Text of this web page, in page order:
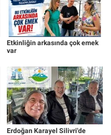
Etkinliğin arkasında çok emek
var
Erdoğan Karayel Silivri'de